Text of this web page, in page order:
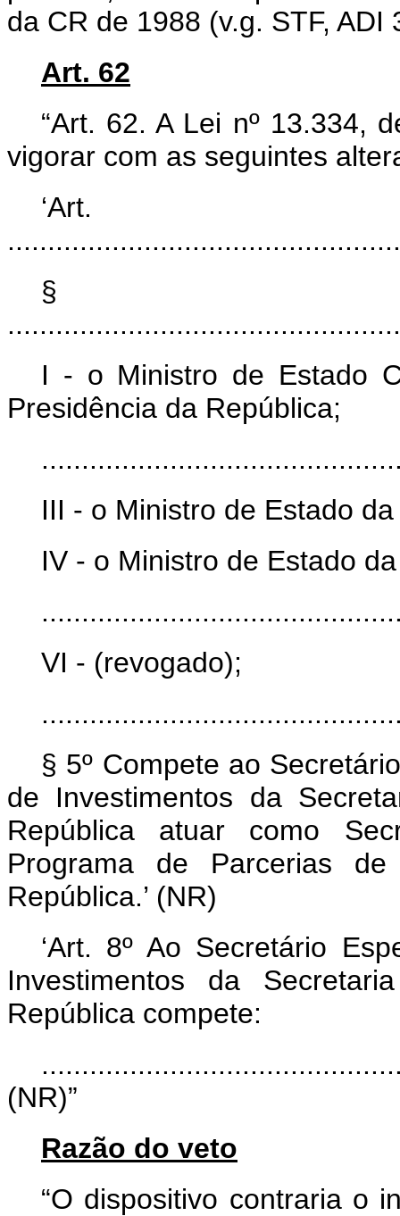
da CR de 1988 (v.g. STF, ADI
Art. 62
“Art. 62. A Lei nº 13.334,
vigorar com as seguintes
§
I - o Ministro de Estado
Presidência da República;
III - o Ministro de Estado
IV - o Ministro de Estado
VI - (revogado);
§ 5º Compete ao
de Investimentos da
República atuar como
Programa de Parcerias
República.’ (NR)
‘Art. 8º Ao Secretário
Investimentos da
República compete:
(NR)”
Razão do veto
“O dispositivo contraria o